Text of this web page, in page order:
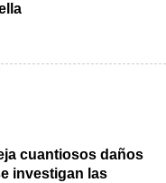
cuantiosos daños
investigan las